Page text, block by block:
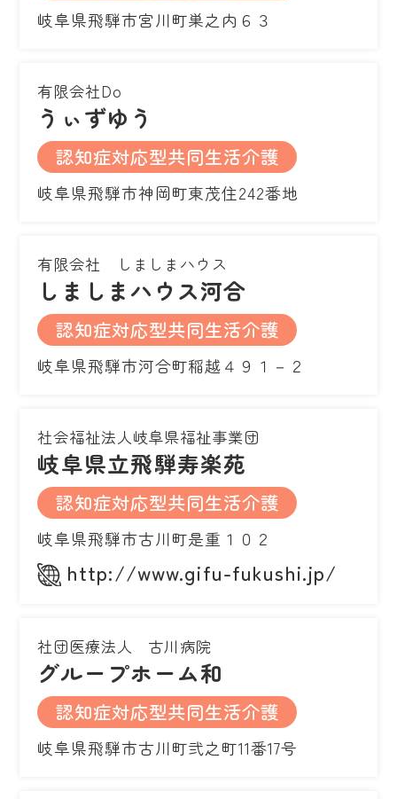
岐阜県飛騨市宮川町巣之内６３
有限会社Do
うぃずゆう
認知症対応型共同生活介護
岐阜県飛騨市神岡町東茂住242番地
有限会社 しましまハウス
しましまハウス河合
認知症対応型共同生活介護
岐阜県飛騨市河合町稲越４９１－２
社会福祉法人岐阜県福祉事業団
岐阜県立飛騨寿楽苑
認知症対応型共同生活介護
岐阜県飛騨市古川町是重１０２
http://www.gifu-fukushi.jp/
社団医療法人 古川病院
グループホーム和
認知症対応型共同生活介護
岐阜県飛騨市古川町弐之町11番17号